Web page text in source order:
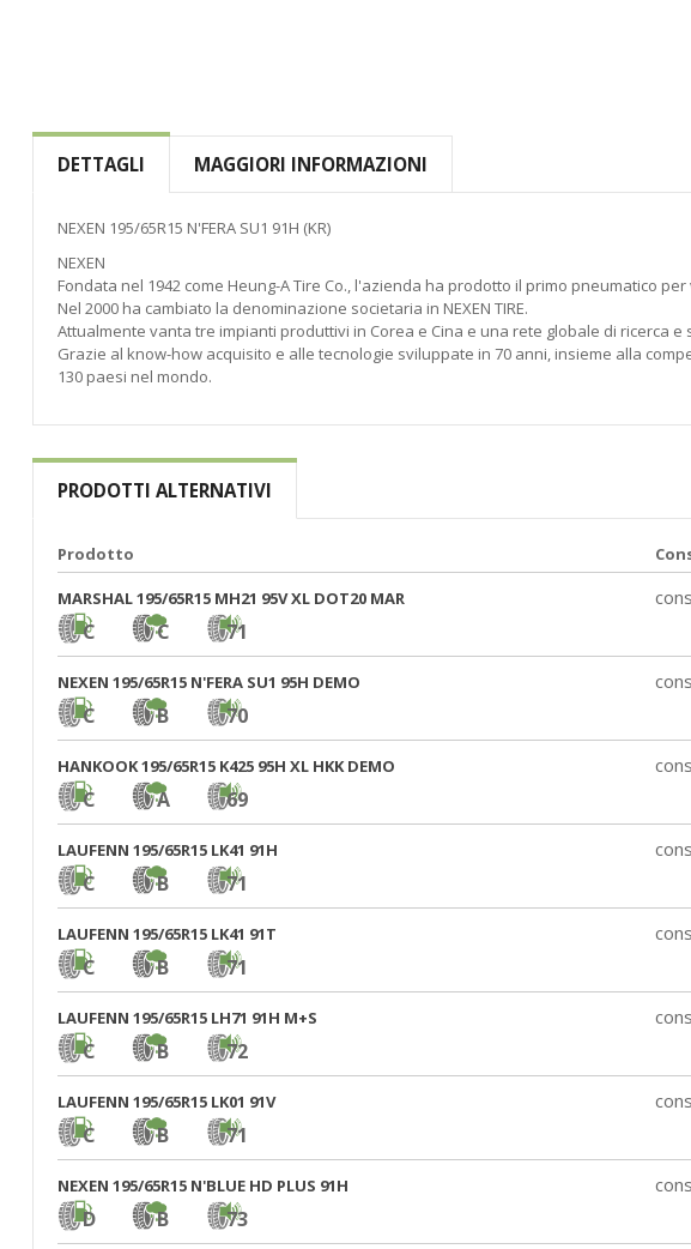
DETTAGLI MAGGIORI INFORMAZIONI
NEXEN 195/65R15 N'FERA SU1 91H (KR)
NEXEN
Fondata nel 1942 come Heung-A Tire Co., l'azienda ha prodotto il primo pneumatico
Nel 2000 ha cambiato la denominazione societaria in NEXEN TIRE.
Attualmente vanta tre impianti produttivi in Corea e Cina e una rete globale di ricerca e
Grazie al know-how acquisito e alle tecnologie sviluppate in 70 anni, insieme alla
130 paesi nel mondo.
PRODOTTI ALTERNATIVI
Prodotto
MARSHAL 195/65R15 MH21 95V XL DOT20 MAR
C C 71
NEXEN 195/65R15 N'FERA SU1 95H DEMO
C B 70
HANKOOK 195/65R15 K425 95H XL HKK DEMO
C A 69
LAUFENN 195/65R15 LK41 91H
C B 71
LAUFENN 195/65R15 LK41 91T
C B 71
LAUFENN 195/65R15 LH71 91H M+S
C B 72
LAUFENN 195/65R15 LK01 91V
C B 71
NEXEN 195/65R15 N'BLUE HD PLUS 91H
D B 73